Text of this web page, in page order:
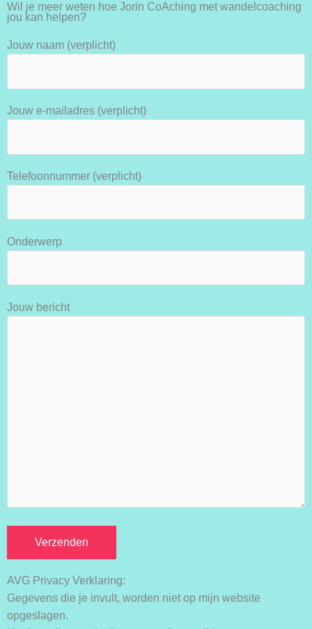
Wil je meer weten hoe Jorin CoAching met wandelcoaching
jou kan helpen?
Jouw naam (verplicht)
Jouw e-mailadres (verplicht)
Telefoonnummer (verplicht)
Onderwerp
Jouw bericht
AVG Privacy Verklaring:
Gegevens die je invult, worden niet op mijn website
opgeslagen.